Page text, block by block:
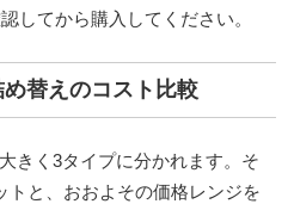
してから購入してください。
替えのコスト比較
きく3タイプに分かれます。そ
トと、おおよその価格レンジを